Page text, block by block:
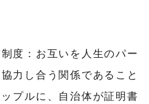
度：お互いを人生のパー
力し合う関係であること
プルに、自治体が証明書